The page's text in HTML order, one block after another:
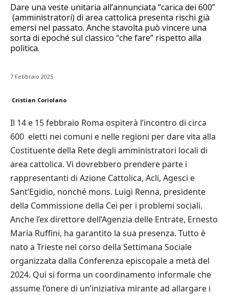
Dare una veste unitaria all’annunciata “carica dei 600”
(amministratori) di area cattolica presenta rischi già
emersi nel passato. Anche stavolta può vincere una
sorta di epoché sul classico “che fare” rispetto alla
politica.
7 Febbraio 2025
Cristian Coriolano
Il 14 e 15 febbraio Roma ospiterà l’incontro di circa
600 eletti nei comuni e nelle regioni per dare vita alla
Costituente della Rete degli amministratori locali di
area cattolica. Vi dovrebbero prendere parte i
rappresentanti di Azione Cattolica, Acli, Agesci e
Sant’Egidio, nonché mons. Luigi Renna, presidente
della Commissione della Cei per i problemi sociali.
Anche l’ex direttore dell’Agenzia delle Entrate, Ernesto
Maria Ruffini, ha garantito la sua presenza. Tutto è
nato a Trieste nel corso della Settimana Sociale
organizzata dalla Conferenza episcopale a metà del
2024. Qui si forma un coordinamento informale che
assume l’onere di un’iniziativa mirante ad allargare i